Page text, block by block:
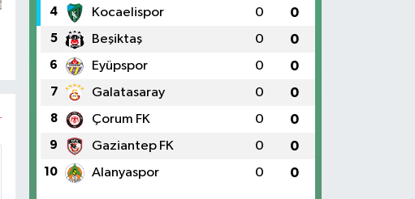
4 Kocaelispor 0 0
5 Beşiktaş 0 0
6 Eyüpspor 0 0
7 Galatasaray 0 0
8 Çorum FK 0 0
9 Gaziantep FK 0 0
10 Alanyaspor 0 0